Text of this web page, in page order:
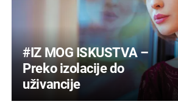
#IZ MOG ISKUSTVA –
Preko izolacije do
uživancije